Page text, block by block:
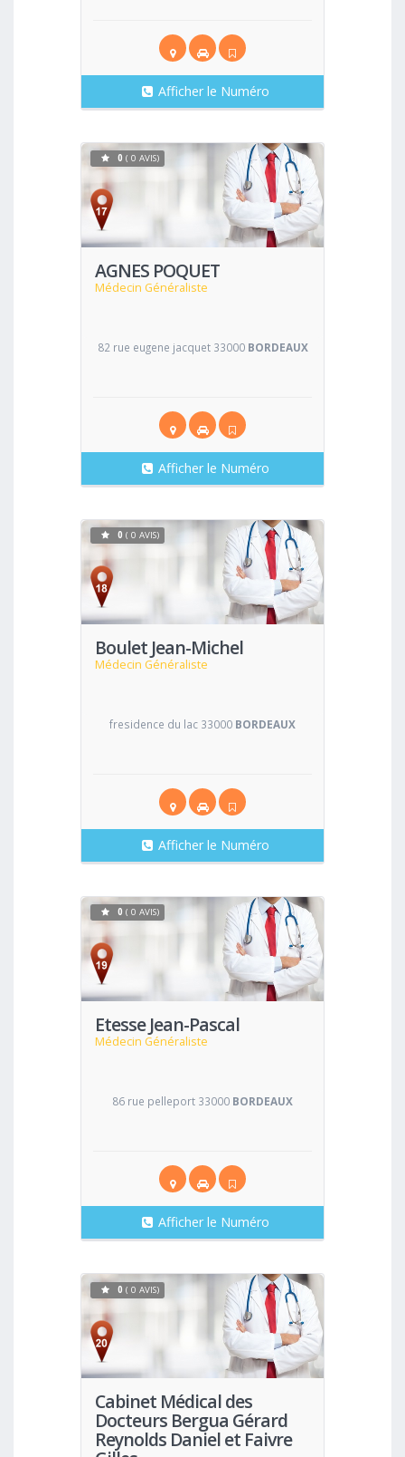
Afficher le Numéro
AGNES POQUET
Médecin Généraliste
Voir
0 ( 0 AVIS)
82 rue eugene jacquet 33000 BORDEAUX
Afficher le Numéro
Boulet Jean-Michel
Médecin Généraliste
Voir
0 ( 0 AVIS)
fresidence du lac 33000 BORDEAUX
Afficher le Numéro
Etesse Jean-Pascal
Médecin Généraliste
Voir
0 ( 0 AVIS)
86 rue pelleport 33000 BORDEAUX
Afficher le Numéro
Cabinet Médical des
Docteurs Bergua Gérard
Reynolds Daniel et Faivre
Voir
0 ( 0 AVIS)